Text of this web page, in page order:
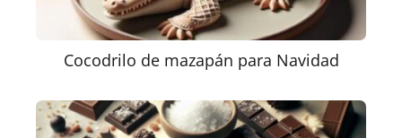
Cocodrilo de mazapán para Navidad